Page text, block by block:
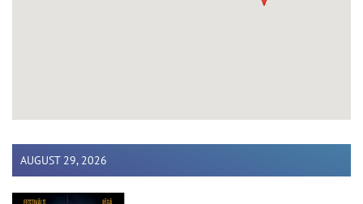
AUGUST 29, 2026